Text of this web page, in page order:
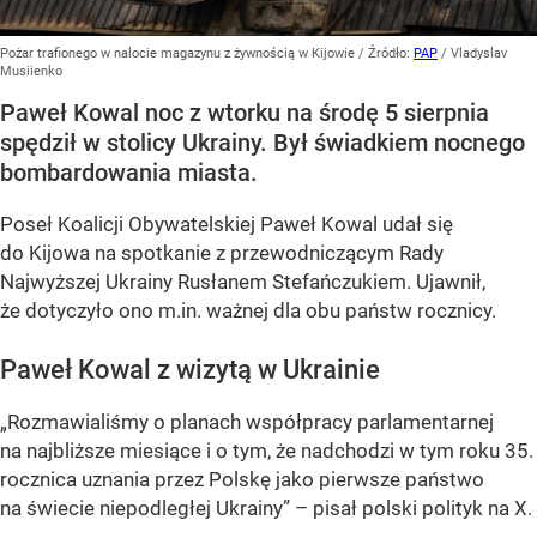
Pożar trafionego w nalocie magazynu z żywnością w Kijowie / Źródło: PAP / Vladyslav
Musiienko
Paweł Kowal noc z wtorku na środę 5 sierpnia
spędził w stolicy Ukrainy. Był świadkiem nocnego
bombardowania miasta.
Poseł Koalicji Obywatelskiej Paweł Kowal udał się
do Kijowa na spotkanie z przewodniczącym Rady
Najwyższej Ukrainy Rusłanem Stefańczukiem. Ujawnił,
że dotyczyło ono m.in. ważnej dla obu państw rocznicy.
Paweł Kowal z wizytą w Ukrainie
„Rozmawialiśmy o planach współpracy parlamentarnej
na najbliższe miesiące i o tym, że nadchodzi w tym roku 35.
rocznica uznania przez Polskę jako pierwsze państwo
na świecie niepodległej Ukrainy” – pisał polski polityk na X.